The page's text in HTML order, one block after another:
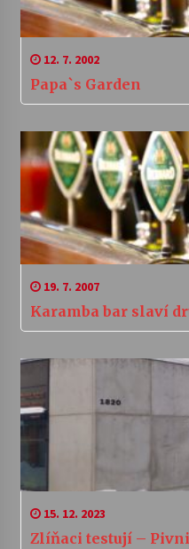
12. 7. 2002
Papa`s Garden
19. 7. 2007
Karamba bar slaví
15. 12. 2023
Zlíňaci testují –